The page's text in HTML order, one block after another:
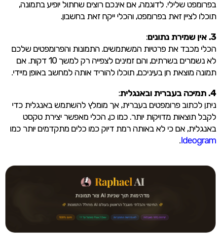
בפרומפט שלילי. לדוגמה, אם אינכם רוצים שחתול יופיע בתמונה,
תוכלו לציין זאת בפרומפט, והכלי ייקח זאת בחשבון.
3. אין שמירת נתונים
:
הכלי מכבד את פרטיות המשתמשים. התמונות והפרומפטים שלכם
לא נשמרים בשרתים, והם זמינים לצפייה רק למשך 10 דקות. אם
תמונה מוצאת חן בעיניכם, תוכלו להוריד אותה למחשב באופן מיידי.
4. תמיכה בעברית ובאנגלית
:
ניתן לכתוב פרומפטים בעברית, אך מומלץ להשתמש באנגלית כדי
לקבל תוצאות מדויקות יותר. כמו כן, הכלי מאפשר יצירת טקסט
באנגלית, אם כי לא באותה רמת דיוק כמו כלים מתקדמים יותר כמו
Ideogram
.